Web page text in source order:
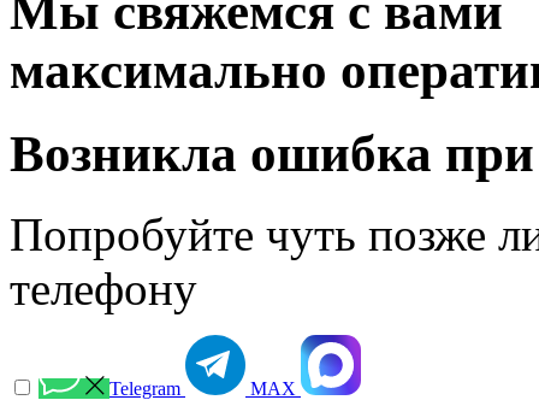
максимально
Возникла ошибка при
Попробуйте чуть позже
телефону
Telegram МАХ